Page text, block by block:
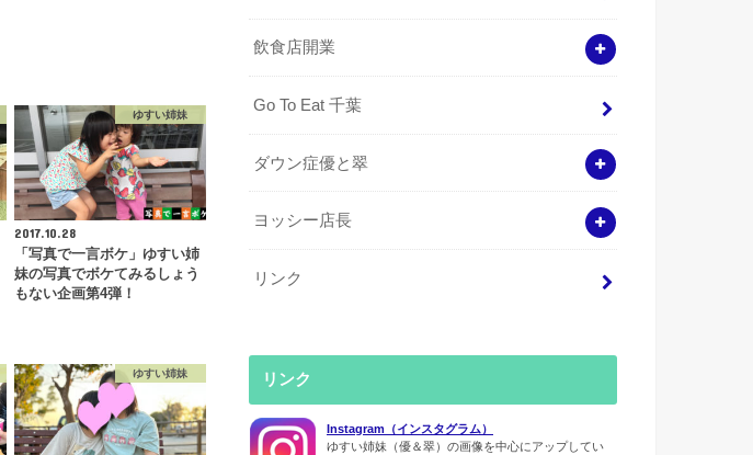
ゆすい姉妹
2017.10.28
「写真で一言ボケ」ゆすい姉
妹の写真でボケてみるしょう
もない企画第4弾！
ゆすい姉妹
飲食店開業
Go To Eat 千葉
ダウン症優と翠
ヨッシー店長
リンク
リンク
Instagram（インスタグラム）
ゆすい姉妹（優＆翠）の画像を中心にアップしてい